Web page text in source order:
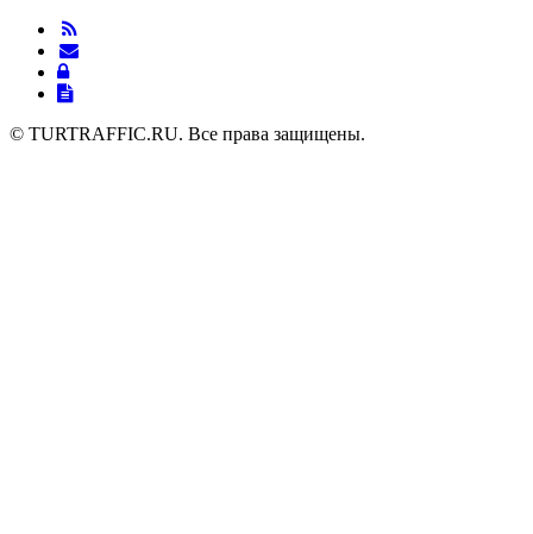
© TURTRAFFIC.RU. Все права защищены.